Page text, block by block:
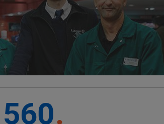
ALIMENTATION DE QUALITÉ
560